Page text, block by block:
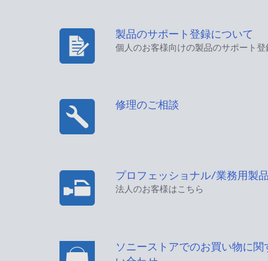
製品のサポート登録について
個人のお客様向けの製品のサポート登
修理のご相談
プロフェッショナル/業務用製
法人のお客様はこちら
ソニーストアでのお買い物に